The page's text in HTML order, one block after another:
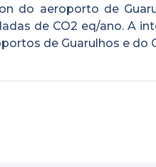
do aeroporto de
de CO2 eq/ano. A
de Guarulhos e do